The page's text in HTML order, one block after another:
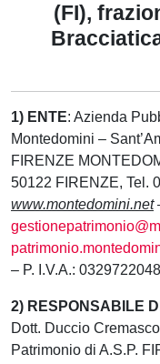
(FI),
1) ENTE: Azienda
Montedomini –
FIRENZE
50122 FIRENZE, Tel.
www.montedomini.net
– P. I.V.A.:
2) RESPONSABILE
Dott. Duccio
Patrimonio di A.S.P.